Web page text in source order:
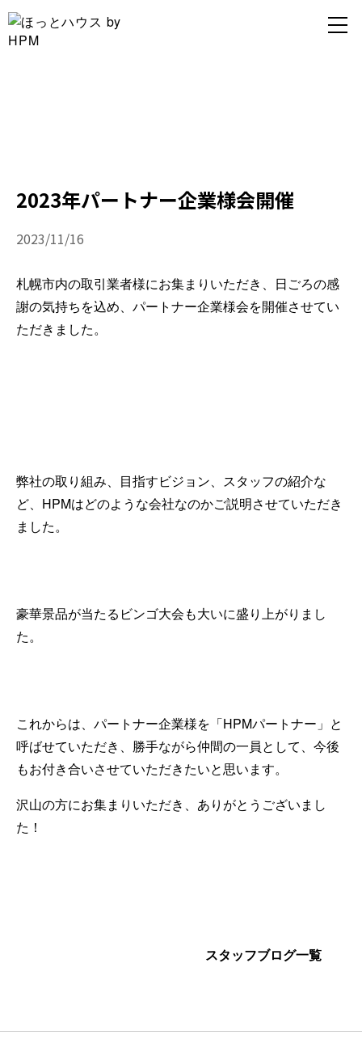
2023年パートナー企業様会開催
2023/11/16
札幌市内の取引業者様にお集まりいただき、日ごろの感
謝の気持ちを込め、パートナー企業様会を開催させてい
ただきました。
弊社の取り組み、目指すビジョン、スタッフの紹介な
ど、HPMはどのような会社なのかご説明させていただき
ました。
豪華景品が当たるビンゴ大会も大いに盛り上がりまし
た。
これからは、パートナー企業様を「HPMパートナー」と
呼ばせていただき、勝手ながら仲間の一員として、今後
もお付き合いさせていただきたいと思います。
沢山の方にお集まりいただき、ありがとうございまし
た！
スタッフブログ一覧